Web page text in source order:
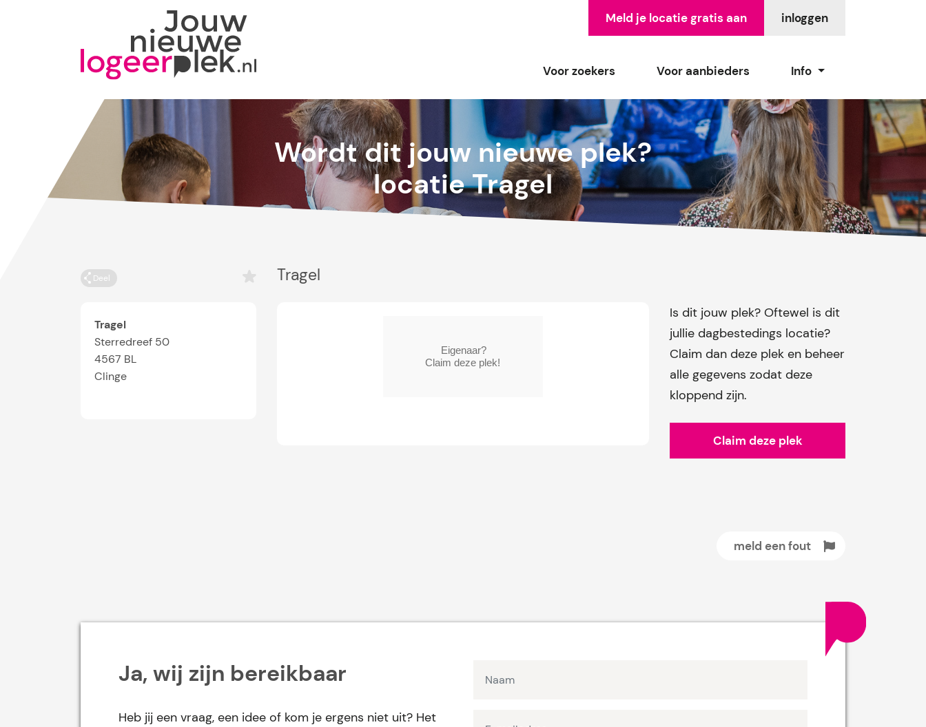
inloggen
Meld je locatie gratis aan
Voor zoekers Voor aanbieders Info
Wordt dit jouw nieuwe plek?
locatie Tragel
Deel Tragel
Tragel
Sterredreef 50
4567 BL
Clinge
Is dit jouw plek? Oftewel is dit
jullie dagbestedings locatie?
Claim dan deze plek en beheer
alle gegevens zodat deze
kloppend zijn.
Claim deze plek
meld een fout
Ja, wij zijn bereikbaar
Heb jij een vraag, een idee of kom je ergens niet uit? Het